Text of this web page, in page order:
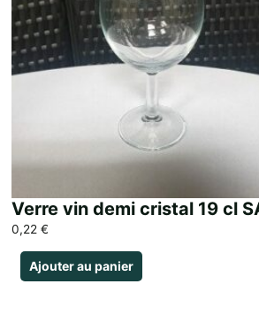
Verre vin demi cristal 19 cl
0,22 €
Ajouter au panier